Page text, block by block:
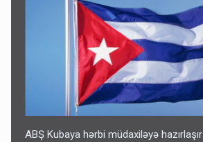
ABŞ Kubaya hərbi müdaxiləyə hazırlaşır